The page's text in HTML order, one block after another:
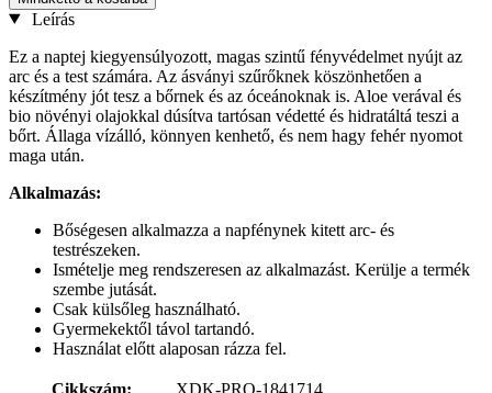
Leírás
Ez a naptej kiegyensúlyozott, magas szintű fényvédelmet nyújt az
arc és a test számára. Az ásványi szűrőknek köszönhetően a
készítmény jót tesz a bőrnek és az óceánoknak is. Aloe verával és
bio növényi olajokkal dúsítva tartósan védetté és hidratáltá teszi a
bőrt. Állaga vízálló, könnyen kenhető, és nem hagy fehér nyomot
maga után.
Alkalmazás:
Bőségesen alkalmazza a napfénynek kitett arc- és
testrészeken.
Ismételje meg rendszeresen az alkalmazást. Kerülje a termék
szembe jutását.
Csak külsőleg használható.
Gyermekektől távol tartandó.
Használat előtt alaposan rázza fel.
Cikkszám: XDK-PRO-1841714